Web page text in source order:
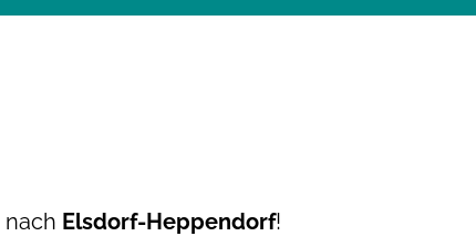
nach Elsdorf-Heppendorf!